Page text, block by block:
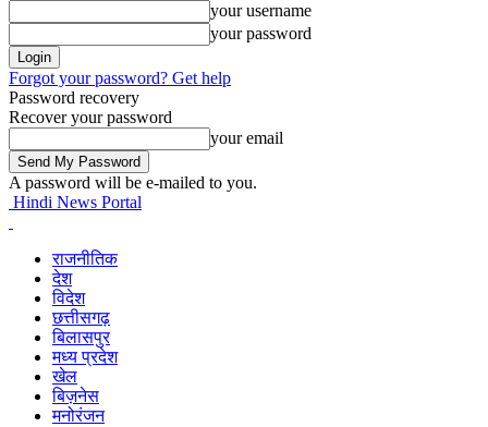
your username
your password
Forgot your password? Get help
Password recovery
Recover your password
your email
A password will be e-mailed to you.
Hindi News Portal
राजनीतिक
देश
विदेश
छत्तीसगढ़
बिलासपुर
मध्य प्रदेश
खेल
बिज़नेस
मनोरंजन